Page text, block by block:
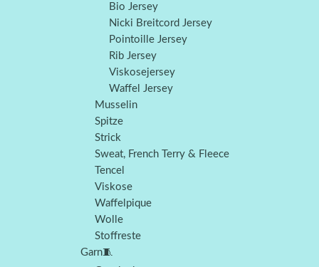
Bio Jersey
Nicki Breitcord Jersey
Pointoille Jersey
Rib Jersey
Viskosejersey
Waffel Jersey
Musselin
Spitze
Strick
Sweat, French Terry & Fleece
Tencel
Viskose
Waffelpique
Wolle
Stoffreste
Garn🧵